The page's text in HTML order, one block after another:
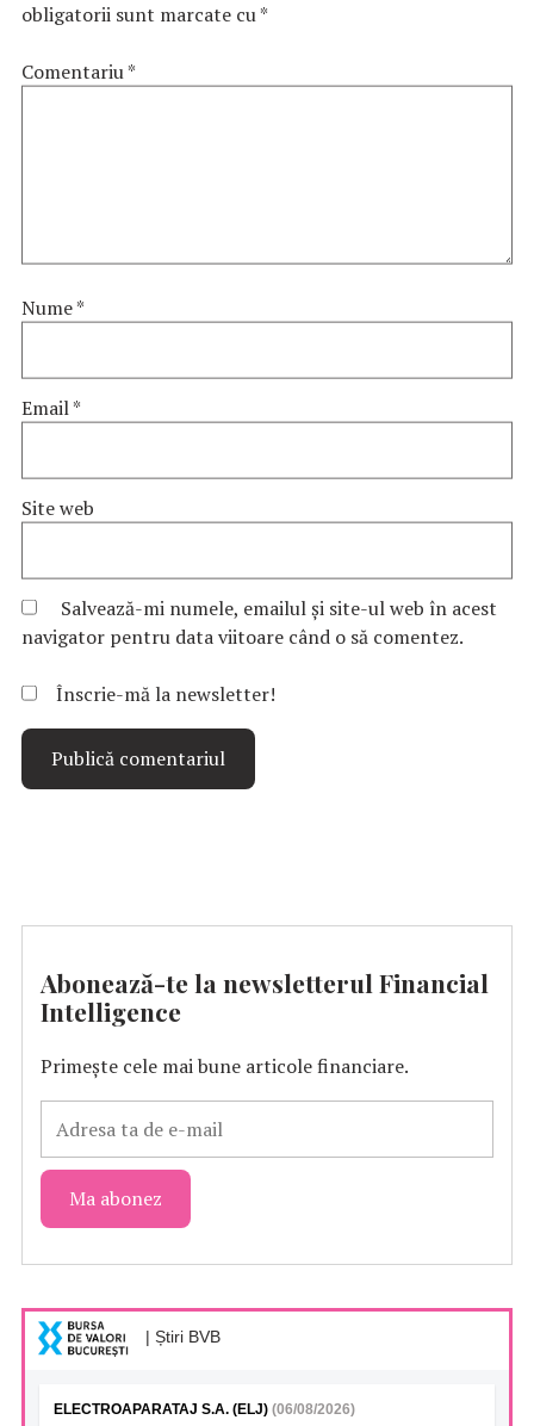
obligatorii sunt marcate cu*
Comentariu*
Nume*
Email*
Site web
Salvează-mi numele, emailul și site-ul web în acest
navigator pentru data viitoare când o să comentez.
Înscrie-mă la newsletter!
Abonează-te la newsletterul Financial
Intelligence
Primește cele mai bune articole financiare.
| Știri BVB
ELECTROAPARATAJ S.A. (ELJ) (06/08/2026)